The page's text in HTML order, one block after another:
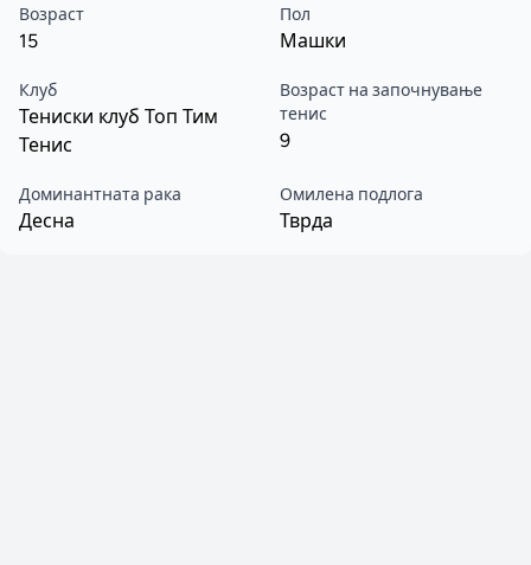
Возраст
15
Пол
Машки
Клуб
Тениски клуб Топ Тим
Тенис
Возраст на започнување
тенис
9
Доминантната рака
Десна
Омилена подлога
Тврда